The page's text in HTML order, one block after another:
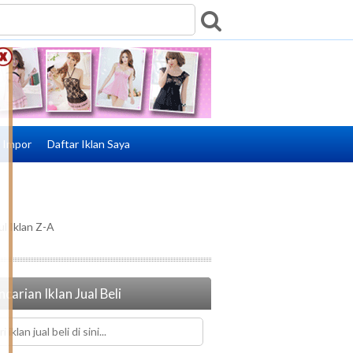
Impor Daftar Iklan Saya
Iklan Z-A
Iklan Jual Beli